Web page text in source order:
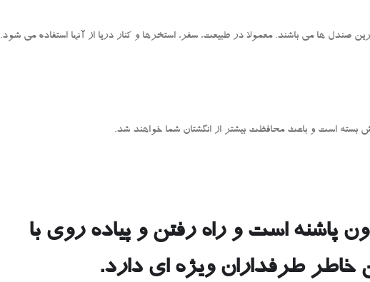
ها می باشند. معمولا در طبیعت، سفر، استخرها و کنار دریا از آنها استفاده می شود.
است و باعث محافظت بیشتر از انگشتان شما خواهند شد.
است و راه رفتن و پیاده روی با
خاطر طرفداران ویژه ای دارد.